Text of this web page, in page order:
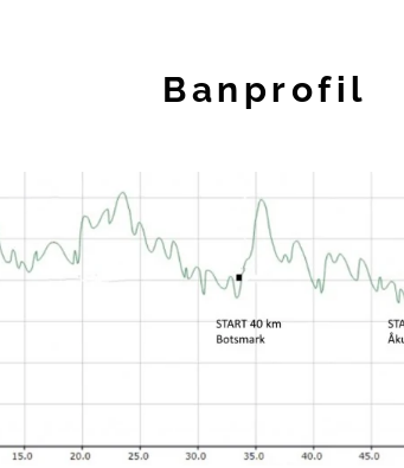
Banprofil